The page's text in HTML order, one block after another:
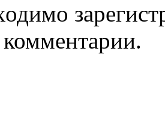
комментарии.